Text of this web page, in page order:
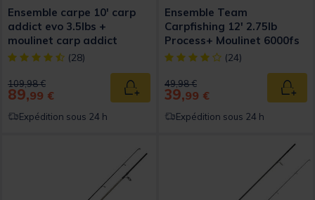
Ensemble carpe 10' carp
addict evo 3.5lbs +
moulinet carp addict
8000lc
[object Object] out of 5 Customer Rating
(28)
Price reduced from
109,98 €to
89,99 € Ajouter au panier
Expédition sous 24 h
Ensemble Team
Carpfishing 12' 2.75lb
Process+ Moulinet 6000fs
[object Object] out of 5
(24)
Price reduced from
49,98 €to
39,99 €
Expédition sous 24 h